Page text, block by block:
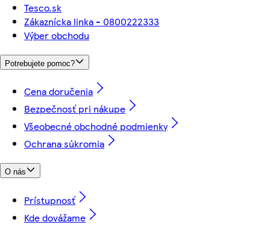
Tesco.sk
Zákaznícka linka - 0800222333
Výber obchodu
Potrebujete pomoc?
Cena doručenia
Bezpečnosť pri nákupe
Všeobecné obchodné podmienky
Ochrana súkromia
O nás
Prístupnosť
Kde dovážame